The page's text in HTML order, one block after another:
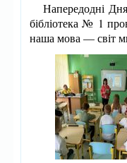
Напередодні Дня
бібліотека № 1
наша мова — світ